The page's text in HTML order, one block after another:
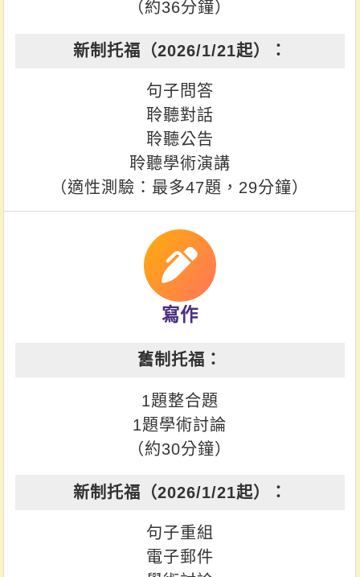
（約36分鐘）
句子問答
聆聽對話
聆聽公告
聆聽學術演講
（適性測驗：最多47題，29分鐘）
寫作
1題整合題
1題學術討論
（約30分鐘）
句子重組
電子郵件